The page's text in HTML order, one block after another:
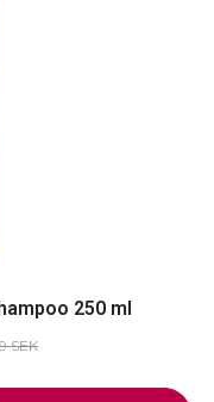
250 ml
SEK